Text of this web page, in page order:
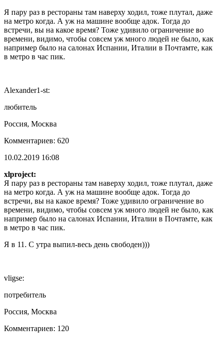
Я пару раз в рестораны там наверху ходил, тоже плутал, даже
на метро когда. А уж на машине вообще адок. Тогда до
встречи, вы на какое время? Тоже удивило ограничение во
времени, видимо, чтобы совсем уж много людей не было, как
например было на салонах Испании, Италии в Почтамте, как
в метро в час пик.
Alexander1-st:
любитель
Россия, Москва
Комментариев: 620
10.02.2019 16:08
xlproject:
Я пару раз в рестораны там наверху ходил, тоже плутал, даже
на метро когда. А уж на машине вообще адок. Тогда до
встречи, вы на какое время? Тоже удивило ограничение во
времени, видимо, чтобы совсем уж много людей не было, как
например было на салонах Испании, Италии в Почтамте, как
в метро в час пик.
Я в 11. С утра выпил-весь день свободен)))
vligse:
потребитель
Россия, Москва
Комментариев: 120